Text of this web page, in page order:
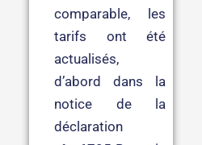
comparable, les
tarifs ont été
actualisés,
d’abord dans la
notice de la
déclaration